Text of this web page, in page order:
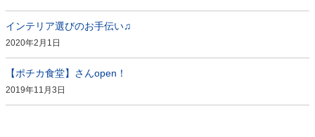
インテリア選びのお手伝い♫
2020年2月1日
【ポチカ食堂】さんopen！
2019年11月3日